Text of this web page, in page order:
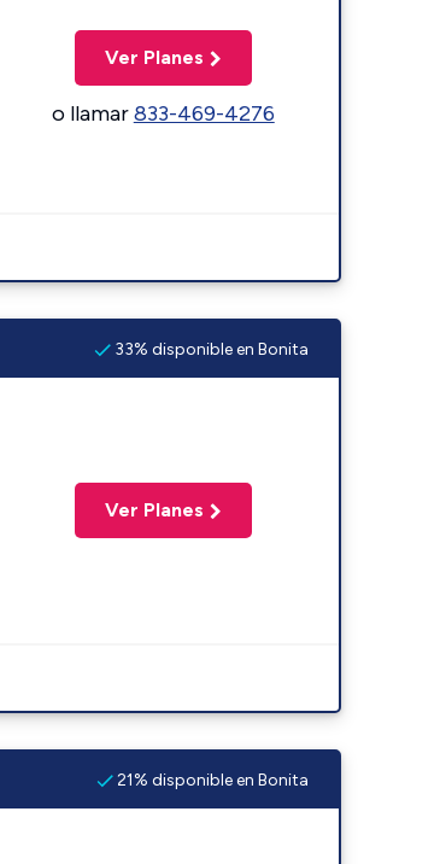
Ver Planes
o llamar833-469-4276
33% disponible en Bonita
Ver Planes
21% disponible en Bonita